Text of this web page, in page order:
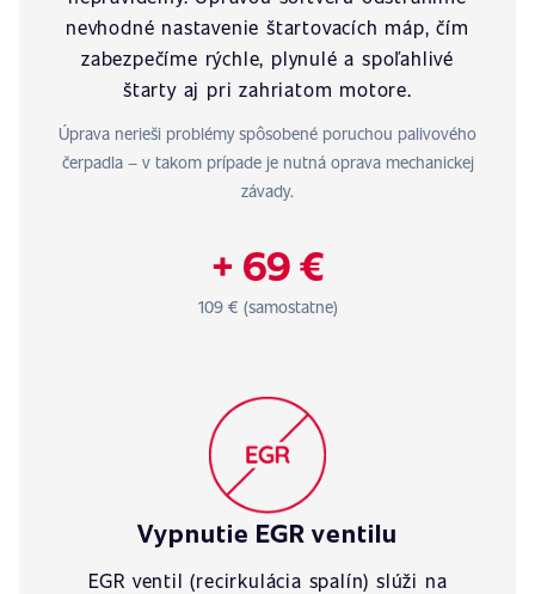
nevhodné nastavenie štartovacích máp, čím
zabezpečíme rýchle, plynulé a spoľahlivé
štarty aj pri zahriatom motore.
Úprava nerieši problémy spôsobené poruchou palivového
čerpadla – v takom prípade je nutná oprava mechanickej
závady.
+ 69 €
109 € (samostatne)
Vypnutie EGR ventilu
EGR ventil (recirkulácia spalín) slúži na